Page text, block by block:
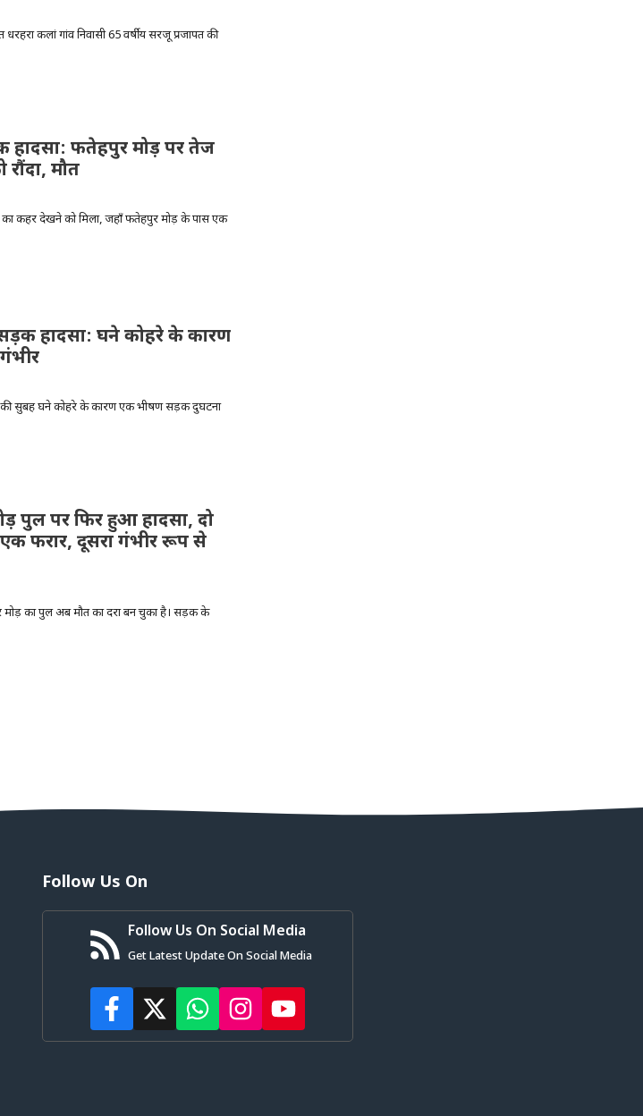
कलां गांव निवासी 65 वर्षीय सरजू प्रजापत की
हादसा: फतेहपुर मोड़ पर तेज
मौत
का कहर देखने को मिला, जहाँ फतेहपुर मोड़ के पास एक
हादसा: घने कोहरे के कारण
की सुबह घने कोहरे के कारण एक भीषण सड़क दुर्घटना
पुल पर फिर हुआ हादसा, दो
फरार, दूसरा गंभीर रूप से
का पुल अब मौत का दर्रा बन चुका है। सड़क के
Follow Us On
Follow Us On Social Media
Get Latest Update On Social Media